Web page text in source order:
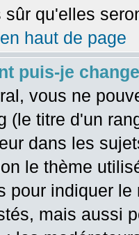
sûr qu'elles
haut de page
puis-je
vous ne
(le titre d'un
dans les
le thème
pour indiquer
mais aussi